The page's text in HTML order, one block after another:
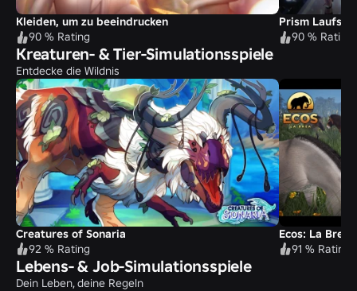
Kleiden, um zu beeindrucken
90 % Rating
Prism
90 % Rating
Kreaturen- & Tier-Simulationsspiele
Entdecke die Wildnis
Creatures of Sonaria
92 % Rating
Ecos: La Brea
91 % Rating
Lebens- & Job-Simulationsspiele
Dein Leben, deine Regeln